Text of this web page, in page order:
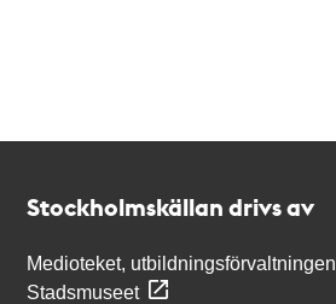
Stockholmskällan drivs av
Medioteket, utbildningsförvaltningen
Stadsmuseet